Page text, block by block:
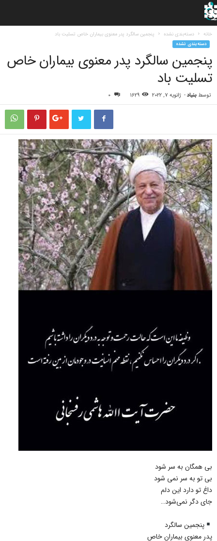
خانه دسته‌بندی نشده پنجمین سالگرد پدر معنوی بیماران خاص تسلیت باد
دسته‌بندی نشده
پنجمین سالگرد پدر معنوی بیماران خاص
تسلیت باد
توسط بنیاد- ژانویه 7, 2022 1629
0
بی همگان به سر شود
بی تو به سر نمی شود
داغ تو دارد این دلم
جای دگر نمی‌شود…
پنجمین سالگرد
پدر معنوی بیماران خاص